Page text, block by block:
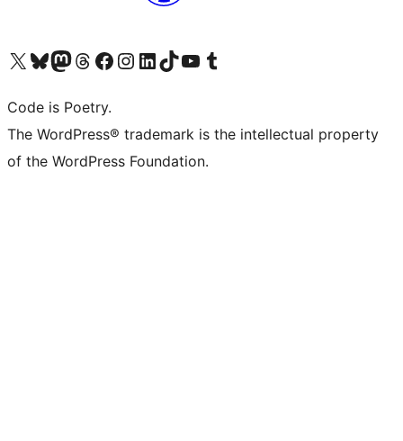
Bezoek ons X (voorheen Twitter) account
Bezoek onze Bluesky account
Bezoek ons Mastodon account
Bezoek onze Threads account
Onze Facebookpagina bezoeken
Bezoek onze Instagram account
Bezoek onze LinkedIn account
Bezoek onze TikTok account
Bezoek ons YouTube kanaalBezoek onze Tumblr account
Code is Poetry.
The WordPress® trademark is the intellectual property
of the WordPress Foundation.